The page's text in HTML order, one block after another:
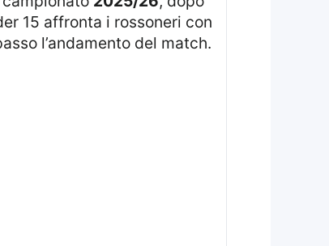
15 affronta i rossoneri con
l’andamento del match.